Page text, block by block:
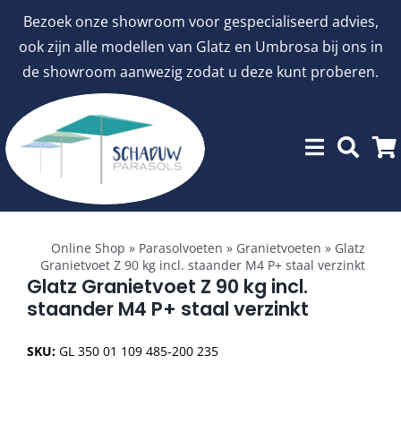
Bezoek onze showroom voor gespecialiseerd advies,
ook zijn alle modellen van Glatz en Umbrosa bij ons in
de showroom aanwezig zodat u deze kunt proberen.
inhoud
Toggle
aanbiedingen
Online Shop » Parasolvoeten » Granietvoeten » Glatz
Granietvoet Z 90 kg incl. staander M4 P+ staal verzinkt
Glatz Granietvoet Z 90 kg incl.
staander M4 P+ staal verzinkt
SKU: GL 350 01 109 485-200 235